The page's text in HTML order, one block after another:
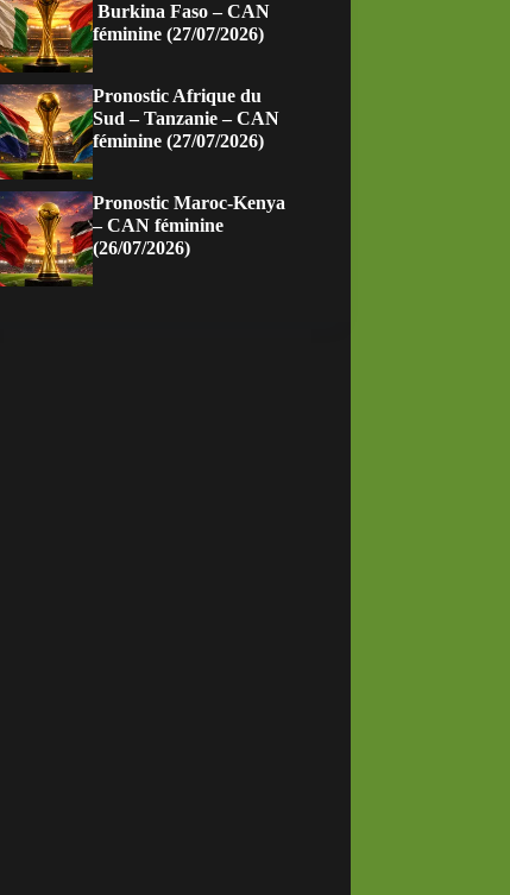
Burkina Faso – CAN
féminine (27/07/2026)
Pronostic Afrique du
Sud – Tanzanie – CAN
féminine (27/07/2026)
Pronostic Maroc-Kenya
– CAN féminine
(26/07/2026)